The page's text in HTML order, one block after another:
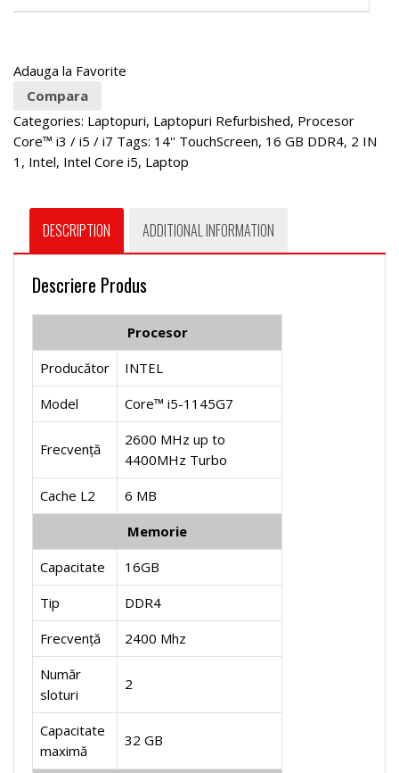
Adauga la Favorite
Compara
Categories: Laptopuri, Laptopuri Refurbished, Procesor
Core™ i3 / i5 / i7 Tags: 14'' TouchScreen, 16 GB DDR4, 2 IN
1 , Intel, Intel Core i5, Laptop
DESCRIPTION ADDITIONAL INFORMATION
Descriere Produs
Procesor
Producător
INTEL
Model
Core™ i5-1145G7
Frecvență
2600 MHz up to
4400MHz Turbo
Cache L2
6 MB
Memorie
Capacitate
16GB
Tip
DDR4
Frecvență
2400 Mhz
Număr
sloturi
2
Capacitate
maximă
32 GB